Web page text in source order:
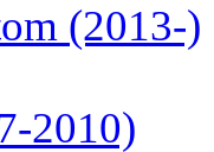
(2013-)
2010)